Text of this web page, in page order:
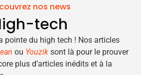
nos news
tech
pointe du high tech ! Nos articles
ou Youzik sont là pour le prouver
plus d’articles inédits et à la